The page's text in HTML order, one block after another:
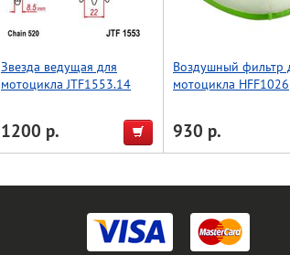
Звезда ведущая для
мотоцикла JTF1553.14
1200 р.
Воздушный фильтр
мотоцикла HFF1026
930 р.